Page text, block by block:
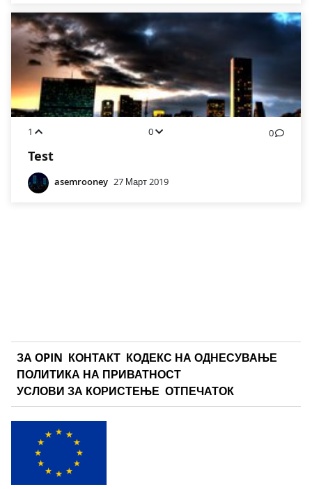
1 0 0
Test
asemrooney 27 Март 2019
ЗА ОPIN КОНТАКТ КОДЕКС НА ОДНЕСУВАЊЕ
ПОЛИТИКА НА ПРИВАТНОСТ
УСЛОВИ ЗА КОРИСТЕЊЕ ОТПЕЧАТОК